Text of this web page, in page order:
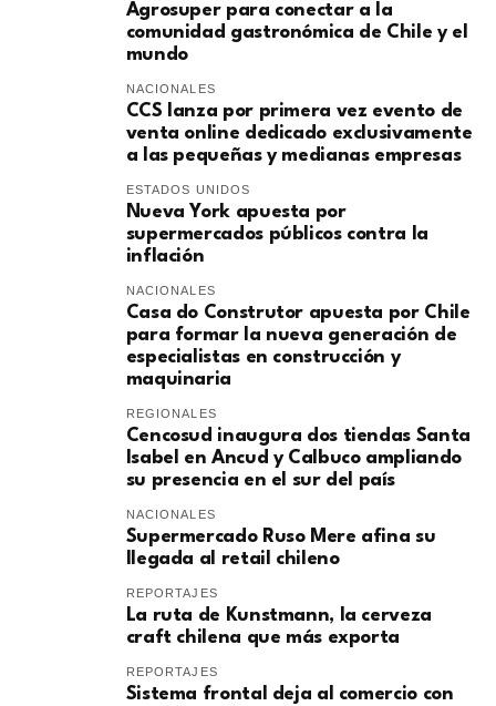
Agrosuper para conectar a la
comunidad gastronómica de Chile y el
mundo
NACIONALES
CCS lanza por primera vez evento de
venta online dedicado exclusivamente
a las pequeñas y medianas empresas
ESTADOS UNIDOS
Nueva York apuesta por
supermercados públicos contra la
inflación
NACIONALES
Casa do Construtor apuesta por Chile
para formar la nueva generación de
especialistas en construcción y
maquinaria
REGIONALES
Cencosud inaugura dos tiendas Santa
Isabel en Ancud y Calbuco ampliando
su presencia en el sur del país
NACIONALES
Supermercado Ruso Mere afina su
llegada al retail chileno
REPORTAJES
La ruta de Kunstmann, la cerveza
craft chilena que más exporta
REPORTAJES
Sistema frontal deja al comercio con